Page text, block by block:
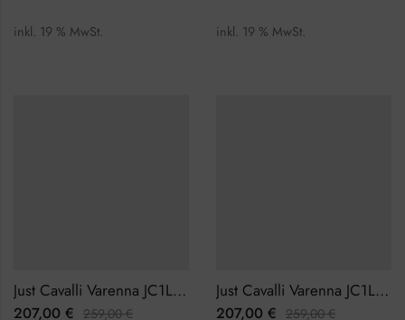
inkl. 19 % MwSt. inkl. 19 % MwSt.
Just Cavalli Varenna JC1L273M0055 Damenuhr
207,00 € 259,00€
Just Cavalli Varenna JC1L273M0065 Damenuhr
207,00 € 259,00€